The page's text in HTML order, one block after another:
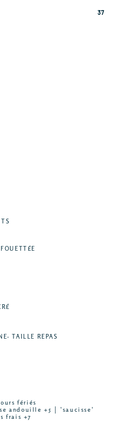
37
TAILLE REPAS
fériés
andouille +5 │ 'saucisse'
frais +7